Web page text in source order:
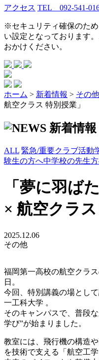
アクセス TEL 092-541-
※セキュリティ確保のた
い設定となっております
おかけください。
ホーム > 新着情報 > その他
航空クラス 特別授業」
新着情報
ALL 緊急/重要クラブ活動
験生の方へ中学校の先生
「夢に羽ば
× 航空クラス
2025.12.06
その他
福岡第一高校の航空クラ
日。
今回、特別講義の場とし
一工科大学 。
そのキャンパスで、普段
学び”が始まりました。
教室には、飛行機の構造
を技術で支える「航空工学